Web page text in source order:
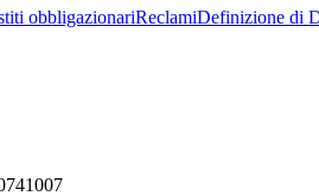
obbligazionariReclamiDefinizione di